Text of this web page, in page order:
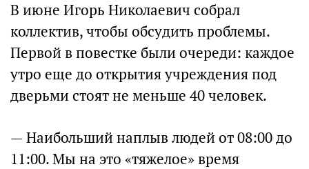
В июне Игорь Николаевич собрал
коллектив, чтобы обсудить проблемы.
Первой в повестке были очереди: каждое
утро еще до открытия учреждения под
дверьми стоят не меньше 40 человек.
— Наибольший наплыв людей от 08:00 до
11:00. Мы на это «тяжелое» время